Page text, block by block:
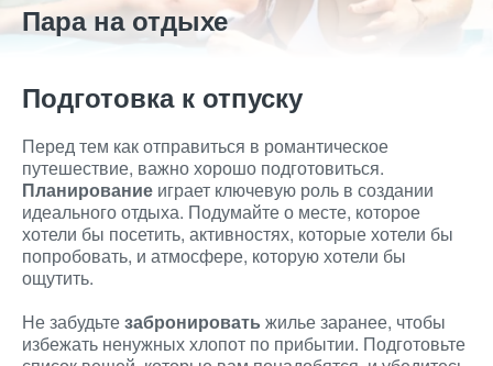
Пара на отдыхе
Подготовка к отпуску
Перед тем как отправиться в романтическое
путешествие, важно хорошо подготовиться.
Планирование играет ключевую роль в создании
идеального отдыха. Подумайте о месте, которое
хотели бы посетить, активностях, которые хотели бы
попробовать, и атмосфере, которую хотели бы
ощутить.
Не забудьтезабронировать жилье заранее, чтобы
избежать ненужных хлопот по прибытии. Подготовьте